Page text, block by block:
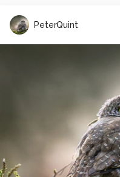
PeterQuint